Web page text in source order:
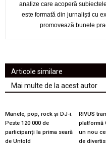
analize care acoperă
este formată din jurnaliști cu
promovează bunele
Articole similare
Mai multe de la acest autor
Manele, pop, rock și DJ-i:
Peste 120 000 de
participanți la prima seară
de Untold
RIVUS
platformă
un nou
de